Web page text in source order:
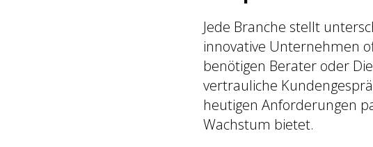
Jede Branche stellt
innovative Unternehmen
benötigen Berater oder
vertrauliche
heutigen Anforderungen
Wachstum bietet.